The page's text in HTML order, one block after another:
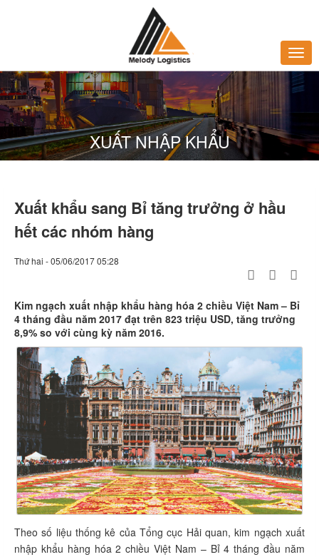
XUẤT NHẬP KHẨU
Xuất khẩu sang Bỉ tăng trưởng ở hầu
hết các nhóm hàng
Thứ hai - 05/06/2017 05:28
Kim ngạch xuất nhập khẩu hàng hóa 2 chiều Việt Nam – Bỉ
4 tháng đầu năm 2017 đạt trên 823 triệu USD, tăng trưởng
8,9% so với cùng kỳ năm 2016.
Theo số liệu thống kê của Tổng cục Hải quan, kim ngạch xuất
nhập khẩu hàng hóa 2 chiều Việt Nam – Bỉ 4 tháng đầu năm